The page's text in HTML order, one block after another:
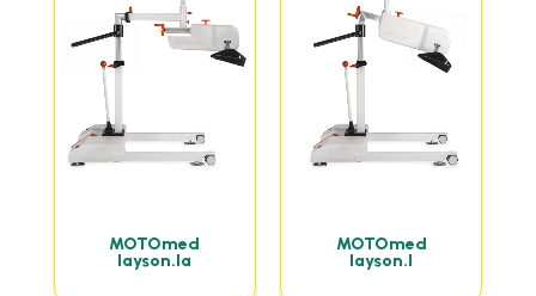
MOTOmed
layson.la
MOTOmed
layson.l